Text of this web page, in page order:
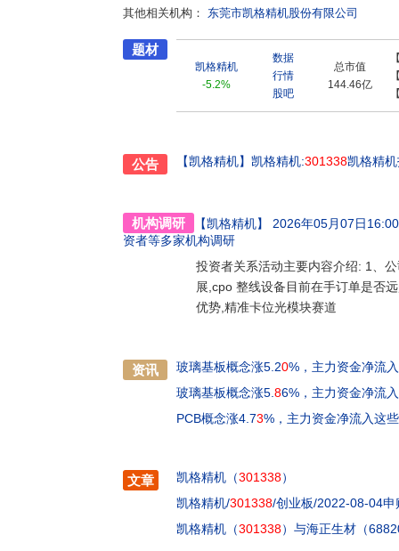
其他相关机构： 东莞市凯格精机股份有限公司
题材
凯格精机
-5.2%
数据
行情
股吧
总市值
144.46亿
公告 【凯格精机】 凯格精机:301338凯格精
机构调研 【凯格精机】
2026年05月07日
资者等多家机构调研
投资者关系活动主要内容介绍: 1、
展,cpo 整线设备目前在手订单是否
优势,精准卡位光模块赛道
资讯 玻璃基板概念涨5.20%，主力资金净流入
玻璃基板概念涨5. 86%，主力资金净流
PCB概念涨4.73%，主力资金净流入这
文章 凯格精机（301338）
凯格精机/301338/创业板/2022-08-04申
凯格精机（301338）与海正生材（